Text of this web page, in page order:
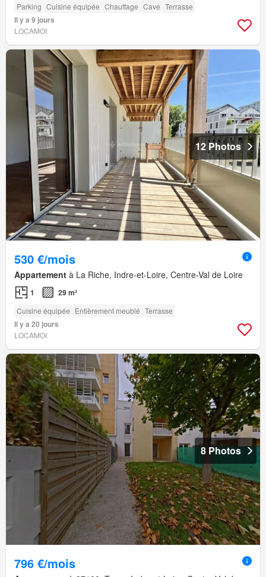
Parking Cuisine équipée Chauffage Cave Terrasse
Il y a 9 jours
LOCAMOI
12 Photos
530 €/mois
Appartement à La Riche, Indre-et-Loire, Centre-Val de Loire
1 29 m²
Cuisine équipée Entièrement meublé Terrasse
Il y a 20 jours
LOCAMOI
8 Photos
796 €/mois